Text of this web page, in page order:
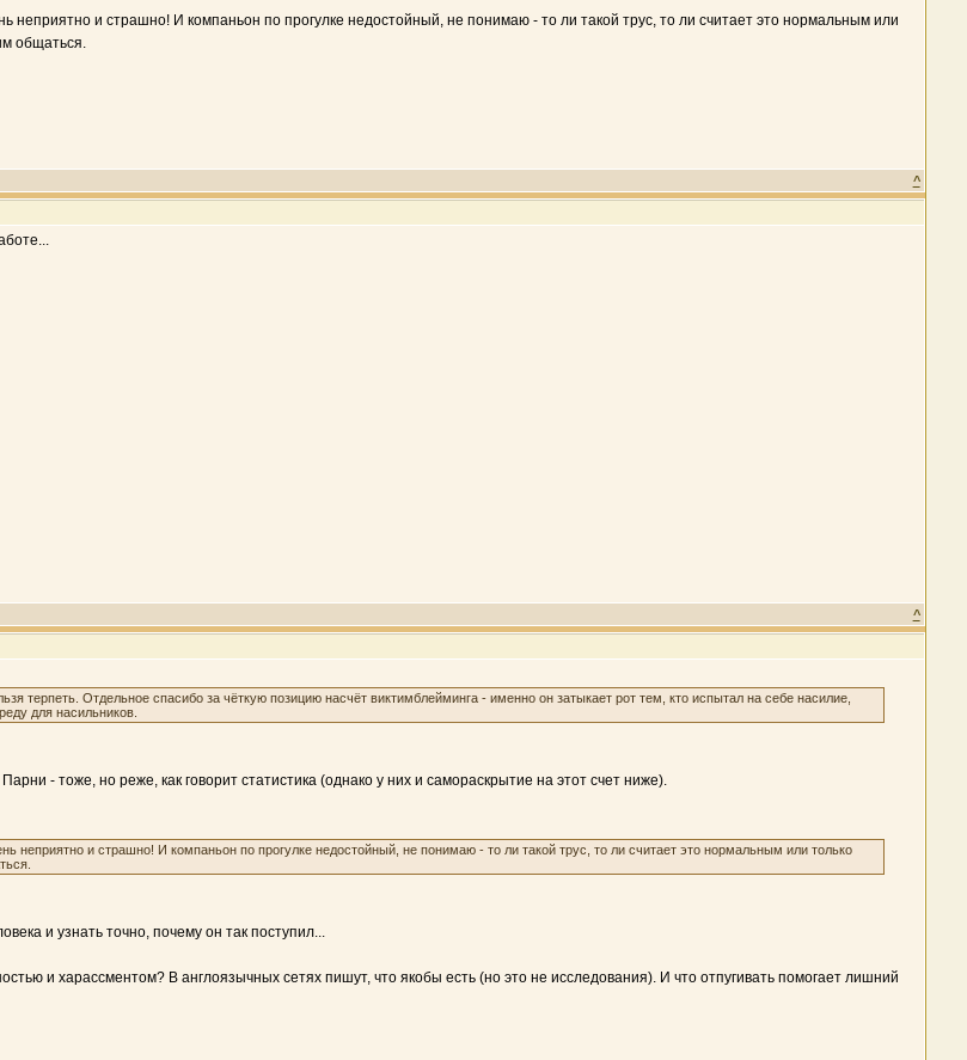
неприятно и страшно! И компаньон по прогулке недостойный, не понимаю - то ли такой трус, то ли считает это нормальным или
общаться.
^
^
терпеть. Отдельное спасибо за чёткую позицию насчёт виктимблейминга - именно он затыкает рот тем, кто испытал на себе насилие,
для насильников.
- тоже, но реже, как говорит статистика (однако у них и самораскрытие на этот счет ниже).
неприятно и страшно! И компаньон по прогулке недостойный, не понимаю - то ли такой трус, то ли считает это нормальным или только
и узнать точно, почему он так поступил...
и харассментом? В англоязычных сетях пишут, что якобы есть (но это не исследования). И что отпугивать помогает лишний